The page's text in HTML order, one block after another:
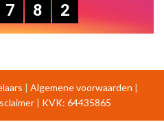
7 8 2
| Algemene voorwaarden |
| KVK: 64435865